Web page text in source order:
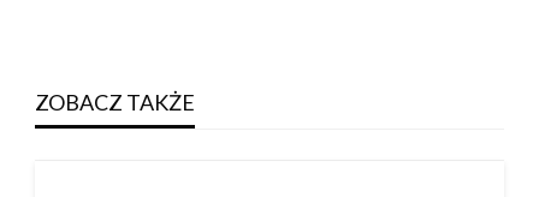
ZOBACZ TAKŻE